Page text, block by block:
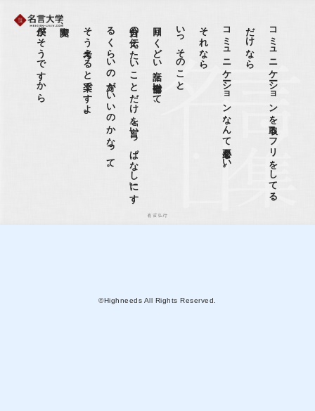
コ
ミ
ュ
ニ
ケ
ーシ
ョ
ン
を
取る
フ
リ
を
し
て
る
だ
け
な
ら
、
コミュニケーションなんて必要ない。
それなら、
いっそのこと、
回りくどい話を全部省いて、
自分の
伝え
た
い
こ
と
だ
け
を
「言い
っ
ぱ
な
し
」に
す
る
く
ら
い
の
方が
い
い
の
か
な
っ
て
。
そう考えると楽ですよ。
実際、
僕がそうですから
有吉弘行
©Highneeds All Rights Reserved.